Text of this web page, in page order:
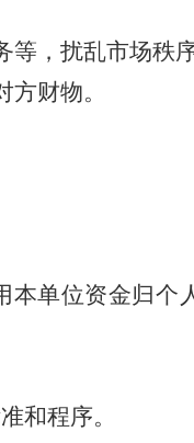
，扰乱市场秩序
财物。
本单位资金归个
和程序。